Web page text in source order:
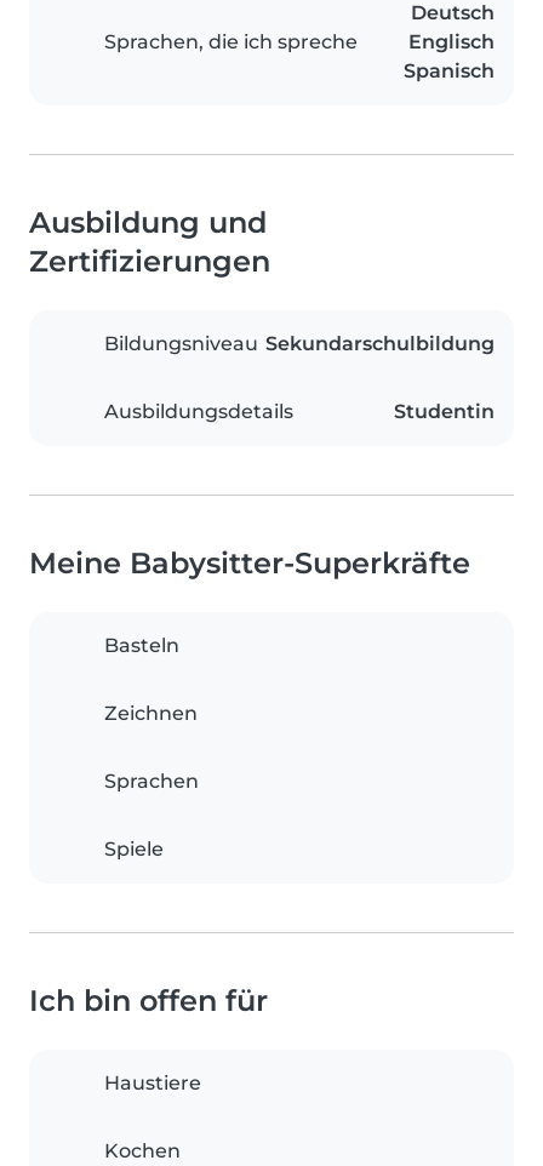
Sprachen, die ich spreche
Deutsch
Englisch
Spanisch
Ausbildung und
Zertifizierungen
Bildungsniveau Sekundarschulbildung
Ausbildungsdetails Studentin
Meine Babysitter-Superkräfte
Basteln
Zeichnen
Sprachen
Spiele
Ich bin offen für
Haustiere
Kochen